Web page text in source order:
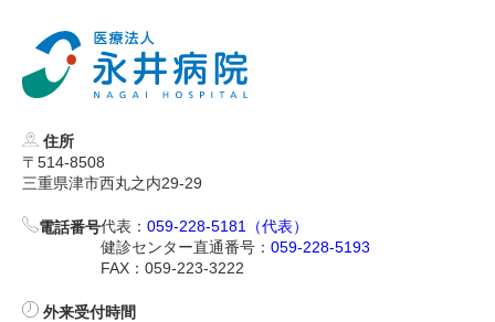
住所
〒514-8508
三重県津市西丸之内29-29
電話番号代表： 059-228-5181（代表）
健診センター直通番号： 059-228-5193
FAX：059-223-3222
外来受付時間